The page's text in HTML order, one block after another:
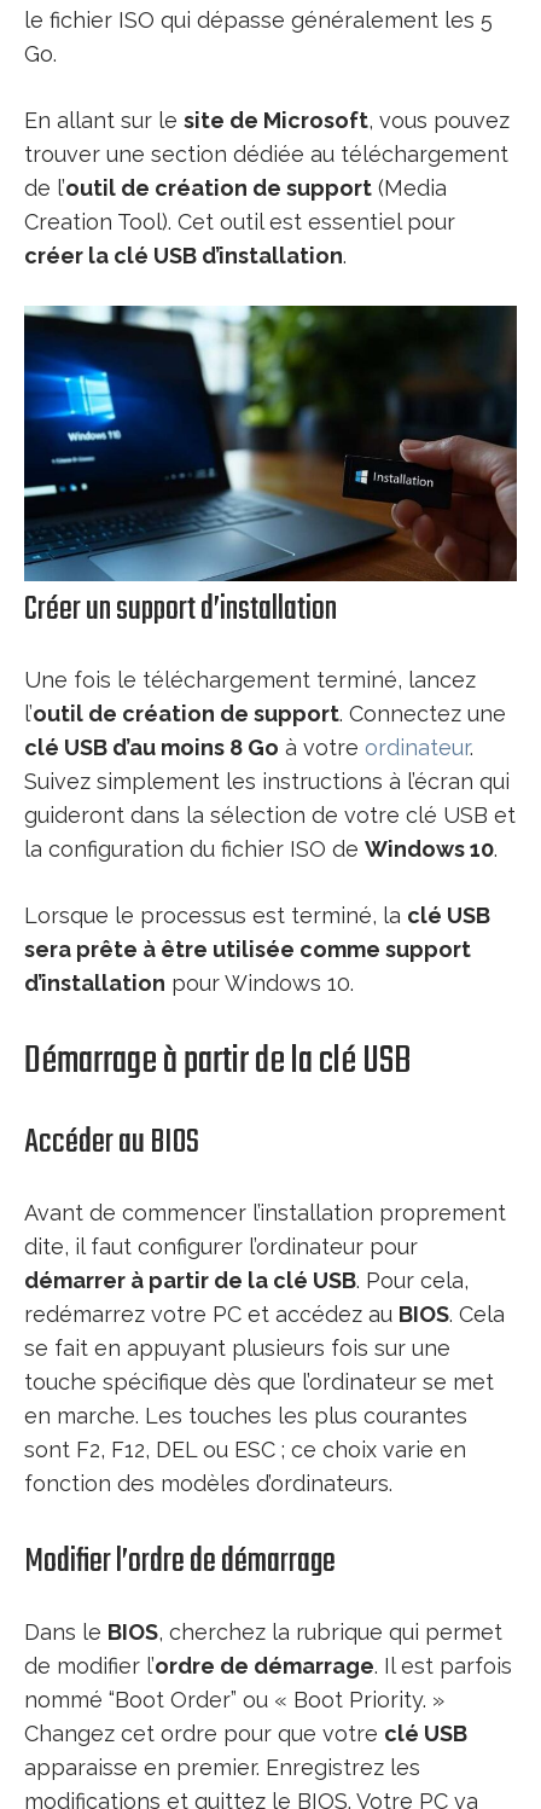
le fichier ISO qui dépasse généralement les 5
Go.
En allant sur le site de Microsoft, vous pouvez
trouver une section dédiée au téléchargement
de l’outil de création de support (Media
Creation Tool). Cet outil est essentiel pour
créer la clé USB d’installation.
Créer un support d’installation
Une fois le téléchargement terminé, lancez
l’outil de création de support. Connectez une
clé USB d’au moins 8 Go à votre ordinateur.
Suivez simplement les instructions à l’écran qui
guideront dans la sélection de votre clé USB et
la configuration du fichier ISO de Windows 10.
Lorsque le processus est terminé, la clé USB
sera prête à être utilisée comme support
d’installation pour Windows 10.
Démarrage à partir de la clé USB
Accéder au BIOS
Avant de commencer l’installation proprement
dite, il faut configurer l’ordinateur pour
démarrer à partir de la clé USB. Pour cela,
redémarrez votre PC et accédez au BIOS. Cela
se fait en appuyant plusieurs fois sur une
touche spécifique dès que l’ordinateur se met
en marche. Les touches les plus courantes
sont F2, F12, DEL ou ESC ; ce choix varie en
fonction des modèles d’ordinateurs.
Modifier l’ordre de démarrage
Dans le BIOS, cherchez la rubrique qui permet
de modifier l’ordre de démarrage. Il est parfois
nommé “Boot Order” ou « Boot Priority. »
Changez cet ordre pour que votre clé USB
apparaisse en premier. Enregistrez les
modifications et quittez le BIOS. Votre PC va